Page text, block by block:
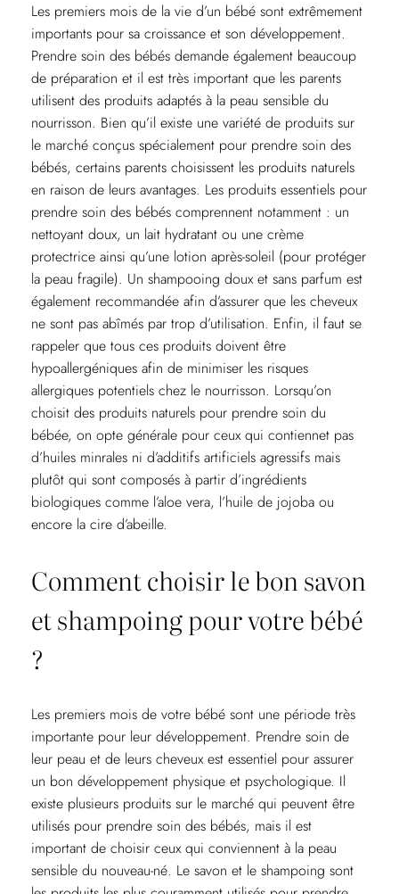
Les premiers mois de la vie d’un bébé sont extrêmement
importants pour sa croissance et son développement.
Prendre soin des bébés demande également beaucoup
de préparation et il est très important que les parents
utilisent des produits adaptés à la peau sensible du
nourrisson. Bien qu’il existe une variété de produits sur
le marché conçus spécialement pour prendre soin des
bébés, certains parents choisissent les produits naturels
en raison de leurs avantages. Les produits essentiels pour
prendre soin des bébés comprennent notamment : un
nettoyant doux, un lait hydratant ou une crème
protectrice ainsi qu’une lotion après-soleil (pour protéger
la peau fragile). Un shampooing doux et sans parfum est
également recommandée afin d’assurer que les cheveux
ne sont pas abîmés par trop d’utilisation. Enfin, il faut se
rappeler que tous ces produits doivent être
hypoallergéniques afin de minimiser les risques
allergiques potentiels chez le nourrisson. Lorsqu’on
choisit des produits naturels pour prendre soin du
bébée, on opte générale pour ceux qui contiennet pas
d’huiles minrales ni d’additifs artificiels agressifs mais
plutôt qui sont composés à partir d’ingrédients
biologiques comme l’aloe vera, l’huile de jojoba ou
encore la cire d’abeille.
Comment choisir le bon savon
et shampoing pour votre bébé
?
Les premiers mois de votre bébé sont une période très
importante pour leur développement. Prendre soin de
leur peau et de leurs cheveux est essentiel pour assurer
un bon développement physique et psychologique. Il
existe plusieurs produits sur le marché qui peuvent être
utilisés pour prendre soin des bébés, mais il est
important de choisir ceux qui conviennent à la peau
sensible du nouveau-né. Le savon et le shampoing sont